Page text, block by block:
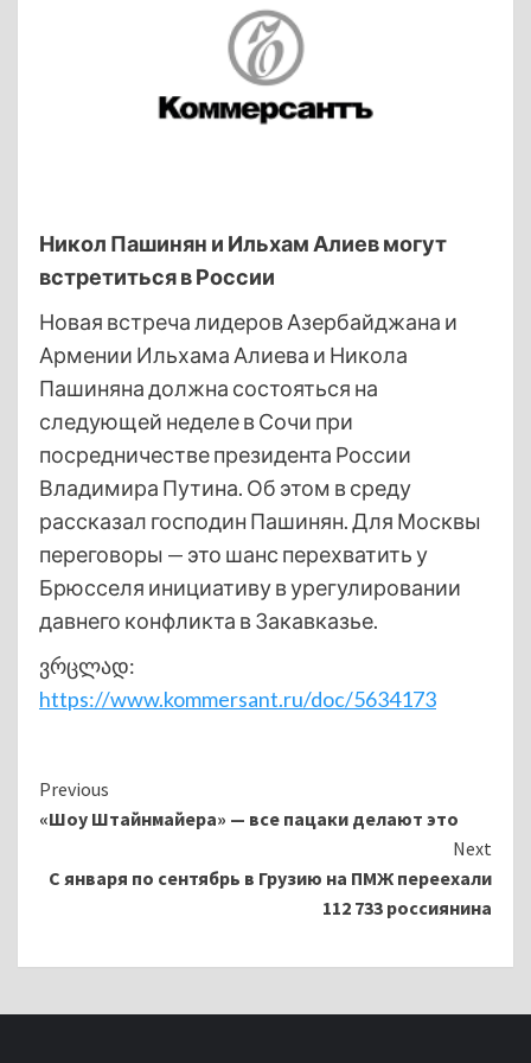
Никол Пашинян и Ильхам Алиев могут
встретиться в России
Новая встреча лидеров Азербайджана и
Армении Ильхама Алиева и Никола
Пашиняна должна состояться на
следующей неделе в Сочи при
посредничестве президента России
Владимира Путина. Об этом в среду
рассказал господин Пашинян. Для Москвы
переговоры — это шанс перехватить у
Брюсселя инициативу в урегулировании
давнего конфликта в Закавказье.
ვრცლად:
https://www.kommersant.ru/doc/5634173
Continue
Reading
Previous
«Шоу Штайнмайера» — все пацаки делают это
Next
С января по сентябрь в Грузию на ПМЖ переехали
112 733 россиянина